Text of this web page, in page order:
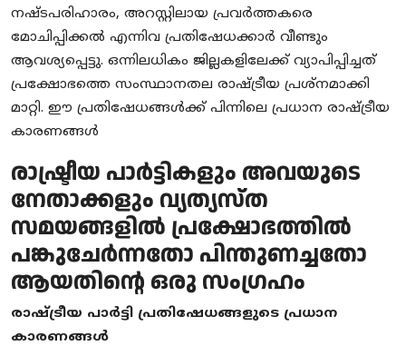
നഷ്ടപരിഹാരം, അറസ്റ്റിലായ പ്രവർത്തകരെ
മോചിപ്പിക്കൽ എന്നിവ പ്രതിഷേധക്കാർ വീണ്ടും
ആവശ്യപ്പെട്ടു. ഒന്നിലധികം ജില്ലകളിലേക്ക് വ്യാപിപ്പിച്ചത്
പ്രക്ഷോഭത്തെ സംസ്ഥാനതല രാഷ്ട്രീയ പ്രശ്നമാക്കി
മാറ്റി. ഈ പ്രതിഷേധങ്ങൾക്ക് പിന്നിലെ പ്രധാന രാഷ്ട്രീയ
കാരണങ്ങൾ
രാഷ്ട്രീയ പാർട്ടികളും അവയുടെ
നേതാക്കളും വ്യത്യസ്ത
സമയങ്ങളിൽ പ്രക്ഷോഭത്തിൽ
പങ്കുചേർന്നതോ പിന്തുണച്ചതോ
ആയതിന്റെ ഒരു സംഗ്രഹം
രാഷ്ട്രീയ പാർട്ടി പ്രതിഷേധങ്ങളുടെ പ്രധാന
കാരണങ്ങൾ